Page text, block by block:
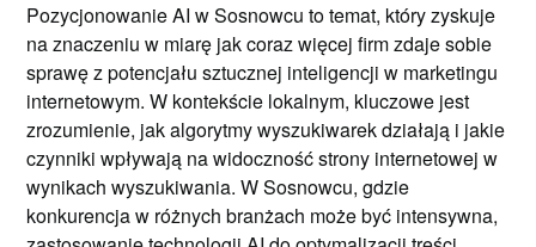
Pozycjonowanie AI w Sosnowcu to temat, który zyskuje
na znaczeniu w miarę jak coraz więcej firm zdaje sobie
sprawę z potencjału sztucznej inteligencji w marketingu
internetowym. W kontekście lokalnym, kluczowe jest
zrozumienie, jak algorytmy wyszukiwarek działają i jakie
czynniki wpływają na widoczność strony internetowej w
wynikach wyszukiwania. W Sosnowcu, gdzie
konkurencja w różnych branżach może być intensywna,